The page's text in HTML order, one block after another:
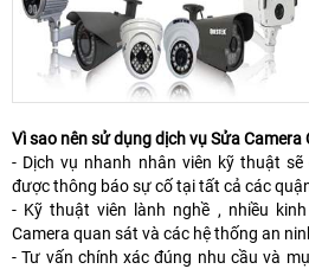
Vì sao nên sử dụng dịch vụ Sửa Camera
- Dịch vụ nhanh nhân viên kỹ thuật
được thông báo sự cố tại tất cả các
- Kỹ thuật viên lành nghề , nhiều
Camera quan sát và các hệ thống an
- Tư vấn chính xác đúng nhu cầu và